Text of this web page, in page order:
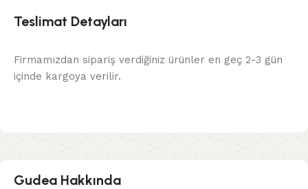
Teslimat Detayları
Firmamızdan sipariş verdiğiniz ürünler en geç 2-3 gün
içinde kargoya verilir.
Gudea Hakkında